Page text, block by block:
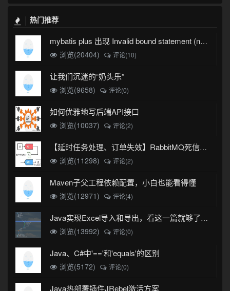
热门推荐
mybatis plus 出现 Invalid bound statement (not found)
浏览(20404)
评论(10)
让我们沉迷的“奶头乐”
浏览(9658) 评论(0)
如何优雅地写后端API接口
浏览(10037) 评论(2)
【延时任务处理、订单失效】RabbitMQ死信队列实现
浏览(11298)
评论(2)
Maven子父工程依赖配置，小白也能看得懂
浏览(12971) 评论(4)
Java实现Excel导入和导出，看这一篇就够了(珍藏版)
浏览(13992)
评论(0)
Java、C#中'=='和'equals'的区别
浏览(5172) 评论(0)
Java热部署插件JRebel激活方案